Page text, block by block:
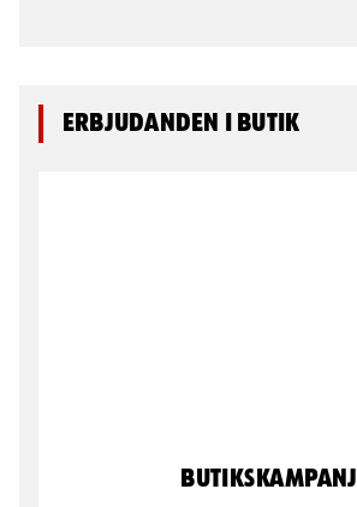
Erbjudanden i butik
Butikskampanj